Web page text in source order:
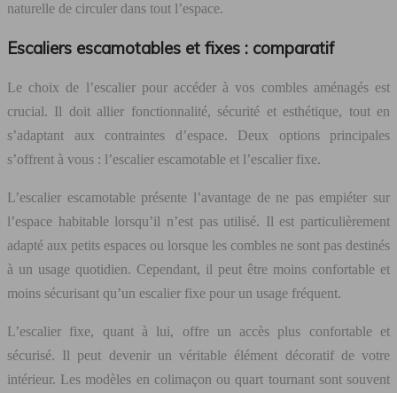
naturelle de circuler dans tout l’espace.
Escaliers escamotables et fixes : comparatif
Le choix de l’escalier pour accéder à vos combles aménagés est
crucial. Il doit allier fonctionnalité, sécurité et esthétique, tout en
s’adaptant aux contraintes d’espace. Deux options principales
s’offrent à vous : l’escalier escamotable et l’escalier fixe.
L’escalier escamotable présente l’avantage de ne pas empiéter sur
l’espace habitable lorsqu’il n’est pas utilisé. Il est particulièrement
adapté aux petits espaces ou lorsque les combles ne sont pas destinés
à un usage quotidien. Cependant, il peut être moins confortable et
moins sécurisant qu’un escalier fixe pour un usage fréquent.
L’escalier fixe, quant à lui, offre un accès plus confortable et
sécurisé. Il peut devenir un véritable élément décoratif de votre
intérieur. Les modèles en colimaçon ou quart tournant sont souvent